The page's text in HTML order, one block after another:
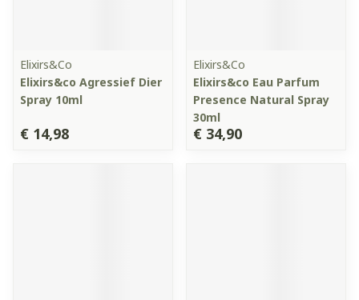
Elixirs&Co
Elixirs&co Agressief Dier
Spray 10ml
€ 14,98
Elixirs&Co
Elixirs&co Eau Parfum
Presence Natural Spray
30ml
€ 34,90